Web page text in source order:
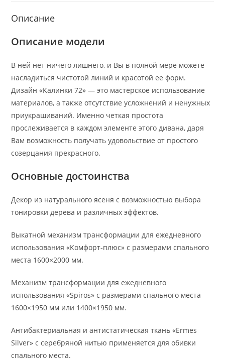
Описание
Описание модели
В ней нет ничего лишнего, и Вы в полной мере можете
насладиться чистотой линий и красотой ее форм.
Дизайн «Калинки 72» — это мастерское использование
материалов, а также отсутствие усложнений и ненужных
приукрашиваний. Именно четкая простота
прослеживается в каждом элементе этого дивана, даря
Вам возможность получать удовольствие от простого
созерцания прекрасного.
Основные достоинства
Декор из натурального ясеня с возможностью выбора
тонировки дерева и различных эффектов.
Выкатной механизм трансформации для ежедневного
использования «Комфорт-плюс» с размерами спального
места 1600×2000 мм.
Механизм трансформации для ежедневного
использования «Spiros» с размерами спального места
1600×1950 мм или 1400×1950 мм.
Антибактериальная и антистатическая ткань «Ermes
Silver» с серебряной нитью применяется для обивки
спального места.